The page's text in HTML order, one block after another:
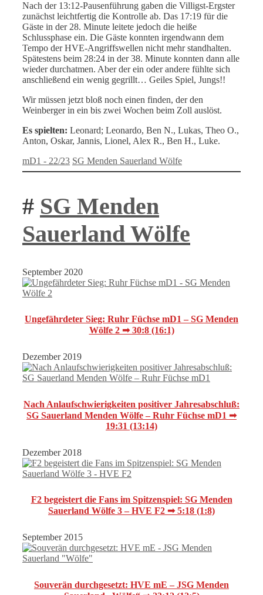
Nach der 13:12-Pausenführung gaben die Villigst-Ergster
zunächst leichtfertig die Kontrolle ab. Das 17:19 für die
Gäste in der 28. Minute leitete jedoch die heiße
Schlussphase ein. Die Gäste konnten irgendwann dem
Tempo der HVE-Angriffswellen nicht mehr standhalten.
Spätestens beim 28:24 in der 38. Minute konnten dann alle
wieder durchatmen. Aber der ein oder andere fühlte sich
anschließend ein wenig gegrillt… Geiles Spiel, Jungs!!
Wir müssen jetzt bloß noch einen finden, der den
Weinberger in ein bis zwei Wochen beim Zoll auslöst.
Es spielten: Leonard; Leonardo, Ben N., Lukas, Theo O.,
Anton, Oskar, Jannis, Lionel, Alex R., Ben H., Luke.
Kategorien
mD1 - 22/23 Schlagwörter
SG Menden Sauerland Wölfe
# SG Menden
Sauerland Wölfe
September 2020
Ungefährdeter Sieg: Ruhr Füchse mD1 – SG Menden
Wölfe 2 ➟ 30:8 (16:1)
Dezember 2019
Nach Anlaufschwierigkeiten positiver Jahresabschluß:
SG Sauerland Menden Wölfe – Ruhr Füchse mD1 ➟
19:31 (13:14)
Dezember 2018
F2 begeistert die Fans im Spitzenspiel: SG Menden
Sauerland Wölfe 3 – HVE F2 ➟ 5:18 (1:8)
September 2015
Souverän durchgesetzt: HVE mE – JSG Menden